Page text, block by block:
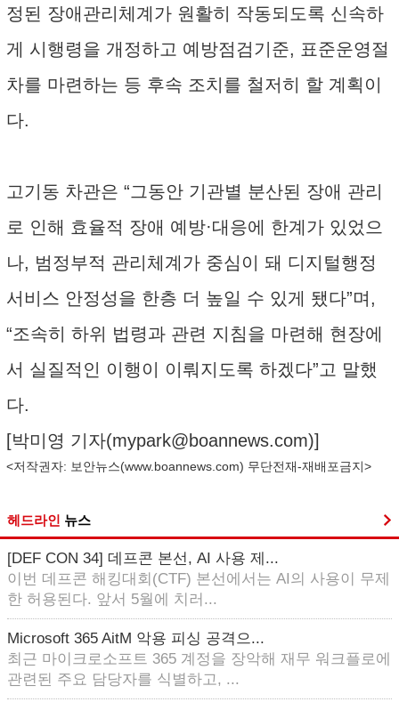
정된 장애관리체계가 원활히 작동되도록 신속하
게 시행령을 개정하고 예방점검기준, 표준운영절
차를 마련하는 등 후속 조치를 철저히 할 계획이
다.
고기동 차관은 “그동안 기관별 분산된 장애 관리
로 인해 효율적 장애 예방·대응에 한계가 있었으
나, 범정부적 관리체계가 중심이 돼 디지털행정
서비스 안정성을 한층 더 높일 수 있게 됐다”며,
“조속히 하위 법령과 관련 지침을 마련해 현장에
서 실질적인 이행이 이뤄지도록 하겠다”고 말했
다.
[박미영 기자(mypark@boannews.com)]
<저작권자: 보안뉴스(www.boannews.com) 무단전재-재배포금지>
헤드라인 뉴스
[DEF CON 34] 데프콘 본선, AI 사용 제...
이번 데프콘 해킹대회(CTF) 본선에서는 AI의 사용이 무제
한 허용된다. 앞서 5월에 치러...
Microsoft 365 AitM 악용 피싱 공격으...
최근 마이크로소프트 365 계정을 장악해 재무 워크플로에
관련된 주요 담당자를 식별하고, ...